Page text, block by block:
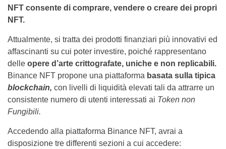
NFT consente di comprare, vendere o creare dei propri
NFT.
Attualmente, si tratta dei prodotti finanziari più innovativi ed
affascinanti su cui poter investire, poiché rappresentano
delle opere d’arte crittografate, uniche e non replicabili.
Binance NFT propone una piattaforma basata sulla tipica
blockchain, con livelli di liquidità elevati tali da attrarre un
consistente numero di utenti interessati ai Token non
Fungibili.
Accedendo alla piattaforma Binance NFT, avrai a
disposizione tre differenti sezioni a cui accedere: